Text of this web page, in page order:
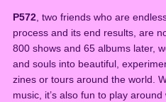
i
P572 , two friends who are
process and its end results, are
800 shows and 65 albums later,
and souls into beautiful,
zines or tours around the world.
music, it’s also fun to play